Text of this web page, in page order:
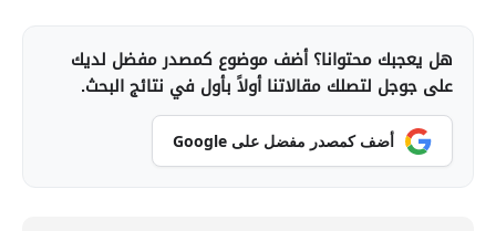
هل يعجبك محتوانا؟ أضف موضوع كمصدر مفضل لديك
على جوجل لتصلك مقالاتنا أولاً بأول في نتائج البحث.
أضف كمصدر مفضل على Google